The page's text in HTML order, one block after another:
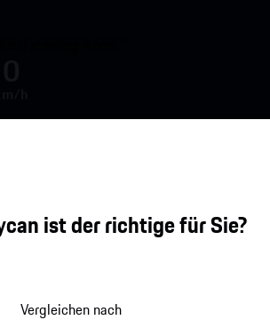
ist der richtige für Sie?
Vergleichen nach